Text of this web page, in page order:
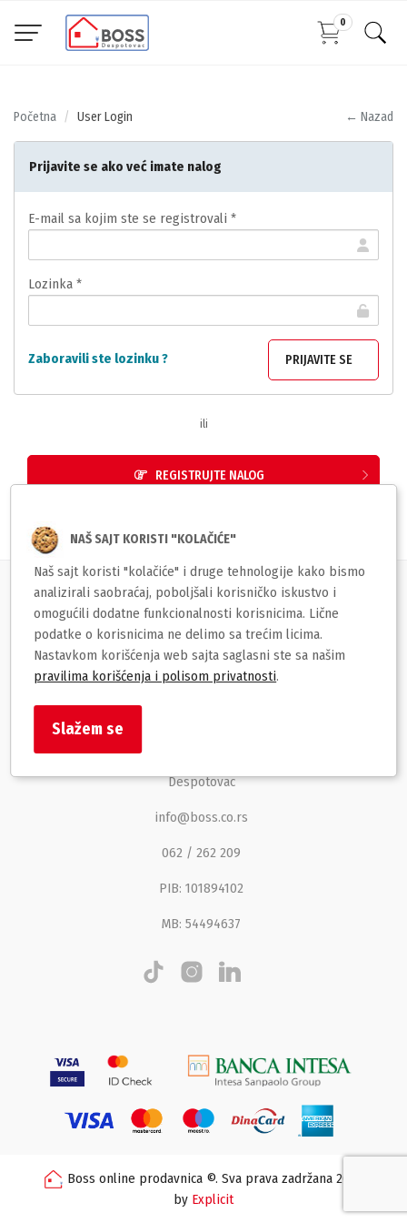
0
Početna User Login ← Nazad
Prijavite se ako već imate nalog
E-mail sa kojim ste se registrovali *
Lozinka *
Zaboravili ste lozinku ?
ili
REGISTRUJTE NALOG
Korisnički servis
Brzi linkovi
Despotovac
info@boss.co.rs
062 / 262 209
PIB: 101894102
MB: 54494637
Boss online prodavnica ©. Sva prava zadržana 2026
by Explicit
NAŠ SAJT KORISTI "KOLAČIĆE"
Naš sajt koristi "kolačiće" i druge tehnologije kako bismo
analizirali saobraćaj, poboljšali korisničko iskustvo i
omogućili dodatne funkcionalnosti korisnicima. Lične
podatke o korisnicima ne delimo sa trećim licima.
Nastavkom korišćenja web sajta saglasni ste sa našim
pravilima korišćenja i polisom privatnosti.
Slažem se